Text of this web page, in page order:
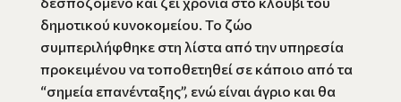
δημοτικού κυνοκομείου. Το ζώο
συμπεριλήφθηκε στη λίστα από την υπηρεσία
προκειμένου να τοποθετηθεί σε κάποιο από τα
“σημεία επανένταξης”, ενώ είναι άγριο και θα